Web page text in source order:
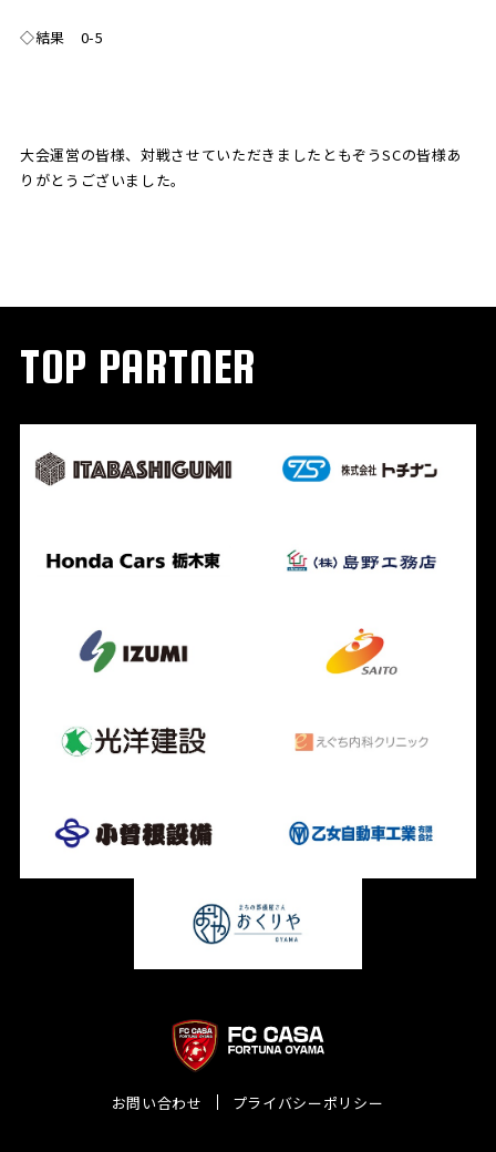
◇結果 0-5
大会運営の皆様、対戦させていただきましたともぞうSCの皆様あ
りがとうございました。
TOP PARTNER
お問い合わせ プライバシーポリシー